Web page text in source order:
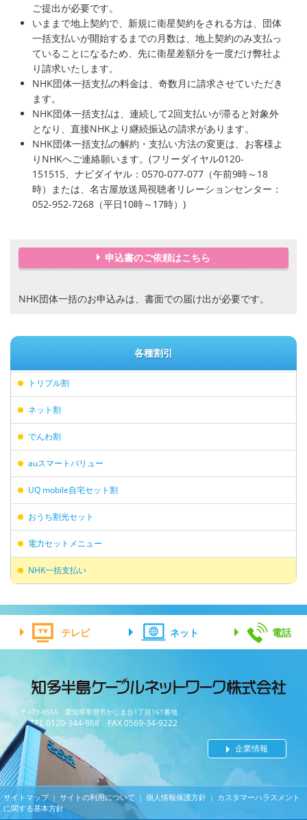
ご提出が必要です。
いままで地上契約で、新規に衛星契約をされる方は、団体
一括支払いが開始するまでの月数は、地上契約のみ支払っ
ていることになるため、先に衛星差額分を一度だけ弊社よ
り請求いたします。
NHK団体一括支払の料金は、奇数月に請求させていただき
ます。
NHK団体一括支払は、連続して2回支払いが滞ると対象外
となり、直接NHKより継続振込の請求があります。
NHK団体一括支払の解約・支払い方法の変更は、お客様よ
りNHKへご連絡願います。(フリーダイヤル0120-
151515、ナビダイヤル：0570-077-077（午前9時～18
時）または、名古屋放送局視聴者リレーションセンター：
052-952-7268（平日10時～17時）)
申込書のご依頼はこちら
NHK団体一括のお申込みは、書面での届け出が必要です。
各種割引
トリプル割
ネット割
でんわ割
auスマートバリュー
UQ mobile自宅セット割
おうち割光セット
電力セットメニュー
NHK一括支払い
テレビ ネット 電話
〒479-8555 愛知県常滑市かじま台1丁目161番地
TEL 0120-344-868 FAX 0569-34-9222
企業情報
サイトマップ｜ サイトの利用について ｜ 個人情報保護方針 ｜ カスタマーハラスメント
に関する基本方針